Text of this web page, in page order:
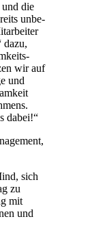
und die
unbe­
dazu,
wir auf
und
dabei!“
sich
zu
mit
und